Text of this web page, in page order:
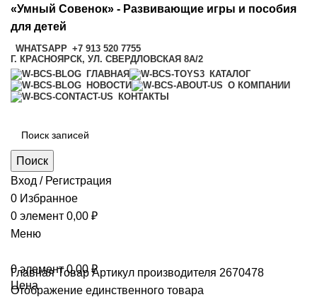
«Умный Совенок» - Развивающие игры и пособия
для детей
WHATSAPP +7 913 520 7755
Г. КРАСНОЯРСК, УЛ. СВЕРДЛОВСКАЯ 8А/2
ГЛАВНАЯ
КАТАЛОГ
НОВОСТИ
О КОМПАНИИ
КОНТАКТЫ
Поиск
Вход / Регистрация
0 Избранное
0 элемент 0,00 ₽
Меню
0элемент 0,00 ₽
ГлавнаяТовар Артикул производителя 2670478
Отображение единственного товара
Цена